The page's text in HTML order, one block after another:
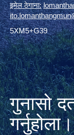
इमेल ठेगाना:
5XM5+G39
गुनासो
गर्नुहोला।